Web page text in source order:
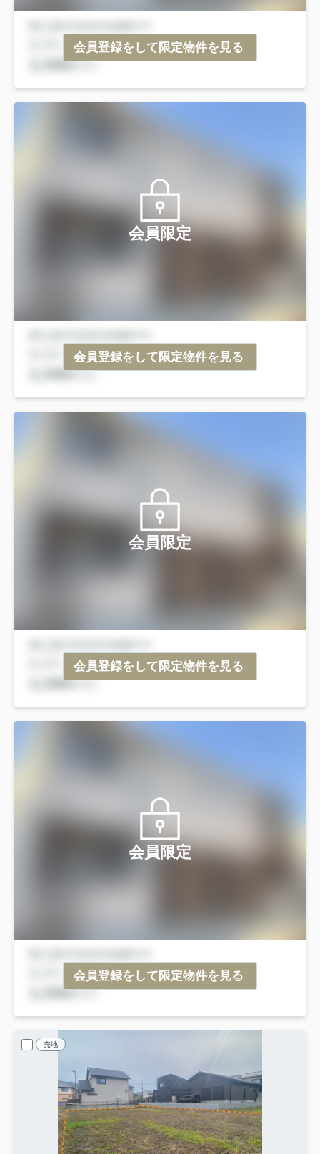
会員登録をして限定物件を見る
会員限定
会員登録をして限定物件を見る
会員限定
会員登録をして限定物件を見る
会員限定
会員登録をして限定物件を見る
売地